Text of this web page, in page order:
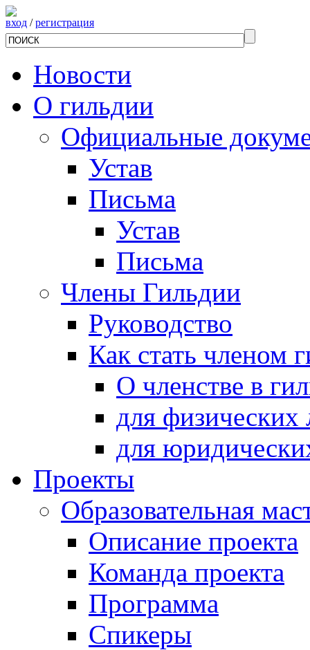
вход /регистрация
Новости
О гильдии
Официальные
Устав
Письма
Устав
Письма
Члены Гильдии
Руководство
Как стать членом
О членстве в
для физических
для
Проекты
Образовательная
Описание проекта
Команда проекта
Программа
Спикеры